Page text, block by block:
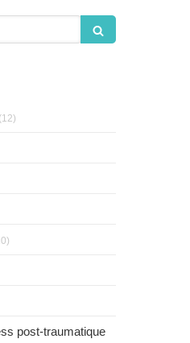
(12)
post-traumatique